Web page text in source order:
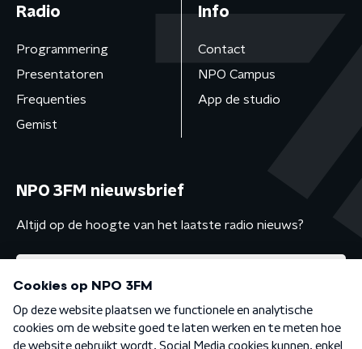
Radio
Programmering
Presentatoren
Frequenties
Gemist
Info
Contact
NPO Campus
App de studio
NPO 3FM nieuwsbrief
Altijd op de hoogte van het laatste radio nieuws?